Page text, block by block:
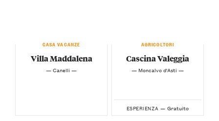
CASA VACANZE
Villa Maddalena
— Canelli —
AGRICOLTORI
Cascina Valeggia
— Moncalvo d'Asti —
ESPERIENZA — Gratuito